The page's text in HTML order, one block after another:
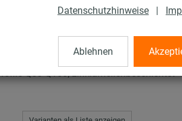
Datenschutzhinweise |
Ablehnen
Q50-Q150, zinklamellenbeschichtet